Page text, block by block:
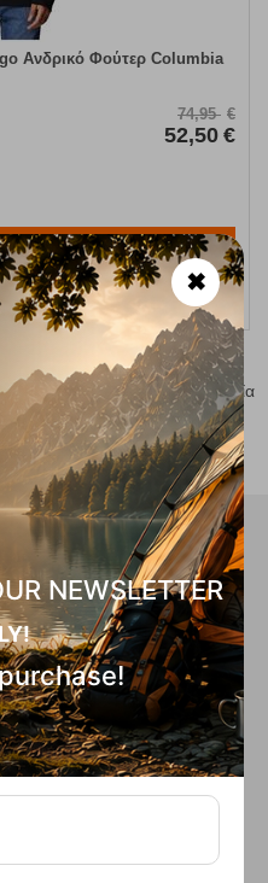
Ανδρικό Φούτερ Columbia
74,95 €
52,50 €
για αθλητικές
σας ντύσιμο σε μεγάλη ποικιλία
our store we
FREE
✖
NEWSLETTER